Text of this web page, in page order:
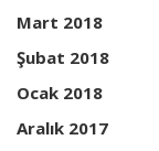
Mart 2018
Şubat 2018
Ocak 2018
Aralık 2017